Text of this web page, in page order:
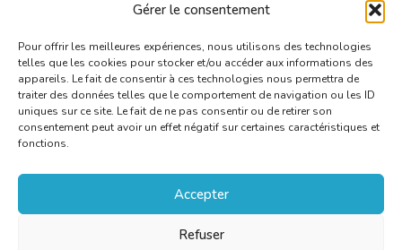
Gérer le consentement
Pour offrir les meilleures expériences, nous utilisons des technologies
telles que les cookies pour stocker et/ou accéder aux informations des
appareils. Le fait de consentir à ces technologies nous permettra de
traiter des données telles que le comportement de navigation ou les ID
uniques sur ce site. Le fait de ne pas consentir ou de retirer son
consentement peut avoir un effet négatif sur certaines caractéristiques et
fonctions.
Accepter
Refuser